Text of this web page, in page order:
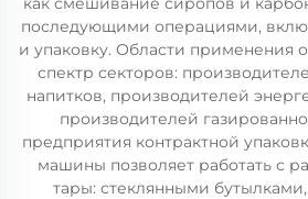
последующими операциями,
и упаковку. Области применения
спектр секторов:
напитков, производителей
производителей
предприятия контрактной
машины позволяет работать с
тары: стеклянными